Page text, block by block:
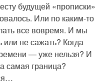
будущей «прописки»
Или по каким-то
все вовремя. И мы
не сажать? Когда
— уже нельзя? И
самая граница?